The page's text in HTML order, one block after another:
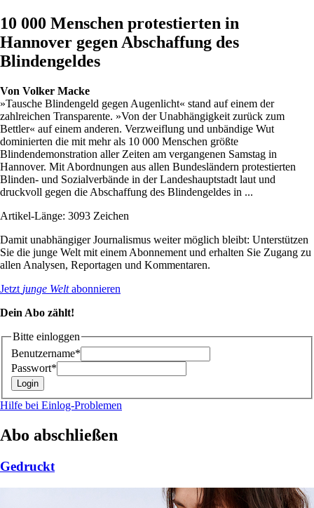
10 000 Menschen protestierten in
Hannover gegen Abschaffung des
Blindengeldes
Von Volker Macke
»Tausche Blindengeld gegen Augenlicht« stand auf einem der
zahlreichen Transparente. »Von der Unabhängigkeit zurück zum
Bettler« auf einem anderen. Verzweiflung und unbändige Wut
dominierten die mit mehr als 10 000 Menschen größte
Blindendemonstration aller Zeiten am vergangenen Samstag in
Hannover. Mit Abordnungen aus allen Bundesländern protestierten
Blinden- und Sozialverbände in der Landeshauptstadt laut und
druckvoll gegen die Abschaffung des Blindengeldes in ...
Artikel-Länge: 3093 Zeichen
Damit unabhängiger Journalismus weiter möglich bleibt: Unterstützen
Sie die junge Welt mit einem Abonnement und erhalten Sie Zugang zu
allen Analysen, Reportagen und Kommentaren.
Jetzt junge Weltabonnieren
Dein Abo zählt!
Bitte einloggen
Benutzername*
Passwort*
Hilfe bei Einlog-Problemen
Abo abschließen
Gedruckt